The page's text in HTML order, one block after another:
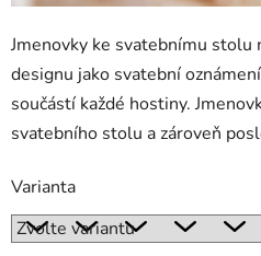
Jmenovky ke svatebnímu stolu
designu jako svatební
součástí každé hostiny.
svatebního stolu a zároveň
Varianta